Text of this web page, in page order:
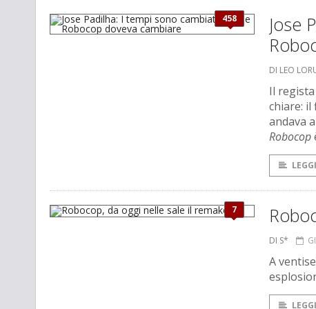
458
Jose
DI LEO
Il
chiare: il
andava
Robocop
LEGGI
7
DI S*
A
LEGGI